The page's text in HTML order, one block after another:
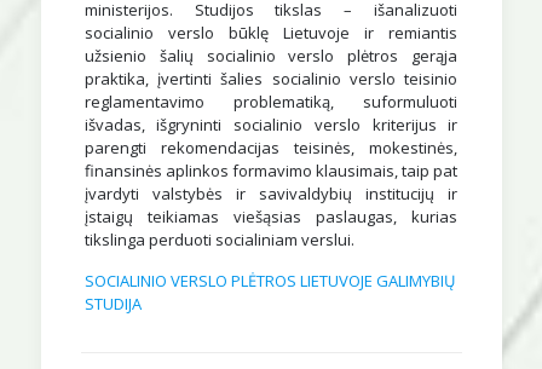
ministerijos. Studijos tikslas – išanalizuoti
socialinio verslo būklę Lietuvoje ir remiantis
užsienio šalių socialinio verslo plėtros gerąja
praktika, įvertinti šalies socialinio verslo teisinio
reglamentavimo problematiką, suformuluoti
išvadas, išgryninti socialinio verslo kriterijus ir
parengti rekomendacijas teisinės, mokestinės,
finansinės aplinkos formavimo klausimais, taip pat
įvardyti valstybės ir savivaldybių institucijų ir
įstaigų teikiamas viešąsias paslaugas, kurias
tikslinga perduoti socialiniam verslui.
SOCIALINIO VERSLO PLĖTROS LIETUVOJE GALIMYBIŲ
STUDIJA